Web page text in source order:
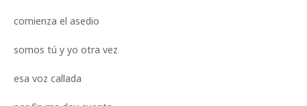
comienza el asedio
somos tú y yo otra vez
esa voz callada